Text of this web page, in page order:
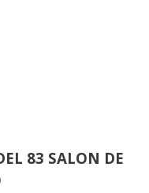
83 SALON DE